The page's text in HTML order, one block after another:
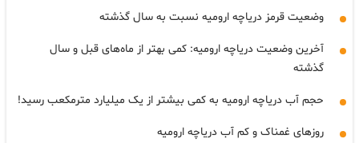
وضعیت قرمز دریاچه ارومیه نسبت به سال گذشته
آخرین وضعیت دریاچه ارومیه: کمی بهتر از ماه‌های قبل و سال
گذشته
حجم آب دریاچه ارومیه به کمی بیشتر از یک میلیارد مترمکعب رسید!
روزهای غمناک و کم آب دریاچه ارومیه